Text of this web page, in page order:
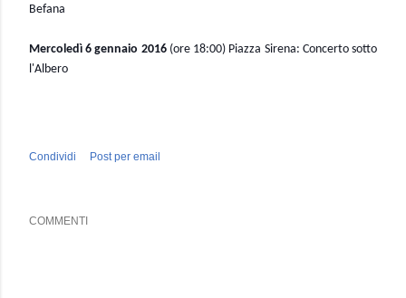
Befana
Mercoledì 6 gennaio 2016(ore 18:00) Piazza Sirena: Concerto sotto
l'Albero
Condividi Post per email
COMMENTI